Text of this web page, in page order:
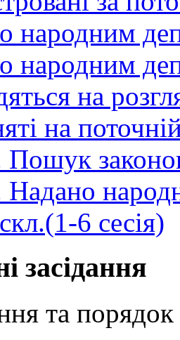
народним
народним
на
на поточній
Пошук
Надано
6 сесія)
засідання
та порядок